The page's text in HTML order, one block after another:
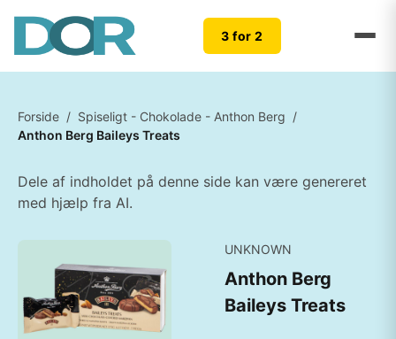
3 for 2
Forside / Spiseligt - Chokolade - Anthon Berg /
Anthon Berg Baileys Treats
Dele af indholdet på denne side kan være genereret
med hjælp fra AI.
UNKNOWN
Anthon Berg
Baileys Treats